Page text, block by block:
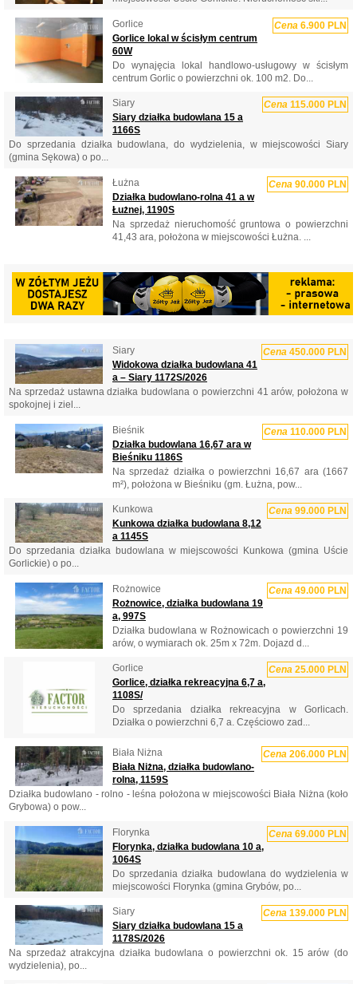
Gorlice Cena 6.900 PLN
Gorlice lokal w ścisłym centrum
60W
Do wynajęcia lokal handlowo-usługowy w ścisłym
centrum Gorlic o powierzchni ok. 100 m2. Do...
Siary Cena 115.000 PLN
Siary działka budowlana 15 a
1166S
Do sprzedania działka budowlana, do wydzielenia, w miejscowości Siary
(gmina Sękowa) o po...
Łużna Cena 90.000 PLN
Działka budowlano-rolna 41 a w
Łużnej, 1190S
Na sprzedaż nieruchomość gruntowa o powierzchni
41,43 ara, położona w miejscowości Łużna. ...
Siary Cena 450.000 PLN
Widokowa działka budowlana 41
a – Siary 1172S/2026
Na sprzedaż ustawna działka budowlana o powierzchni 41 arów, położona w
spokojnej i ziel...
Bieśnik Cena 110.000 PLN
Działka budowlana 16,67 ara w
Bieśniku 1186S
Na sprzedaż działka o powierzchni 16,67 ara (1667
m²), położona w Bieśniku (gm. Łużna, pow...
Kunkowa Cena 99.000 PLN
Kunkowa działka budowlana 8,12
a 1145S
Do sprzedania działka budowlana w miejscowości Kunkowa (gmina Uście
Gorlickie) o po...
Rożnowice Cena 49.000 PLN
Rożnowice, działka budowlana 19
a, 997S
Działka budowlana w Rożnowicach o powierzchni 19
arów, o wymiarach ok. 25m x 72m. Dojazd d...
Gorlice Cena 25.000 PLN
Gorlice, działka rekreacyjna 6,7 a,
1108S/
Do sprzedania działka rekreacyjna w Gorlicach.
Działka o powierzchni 6,7 a. Częściowo zad...
Biała Niżna Cena 206.000 PLN
Biała Niżna, działka budowlano-
rolna, 1159S
Działka budowlano - rolno - leśna położona w miejscowości Biała Niżna (koło
Grybowa) o pow...
Florynka Cena 69.000 PLN
Florynka, działka budowlana 10 a,
1064S
Do sprzedania działka budowlana do wydzielenia w
miejscowości Florynka (gmina Grybów, po...
Siary Cena 139.000 PLN
Siary działka budowlana 15 a
1178S/2026
Na sprzedaż atrakcyjna działka budowlana o powierzchni ok. 15 arów (do
wydzielenia), po...